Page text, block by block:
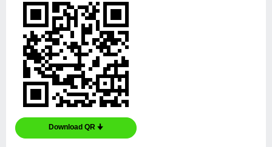
Download QR 🠋